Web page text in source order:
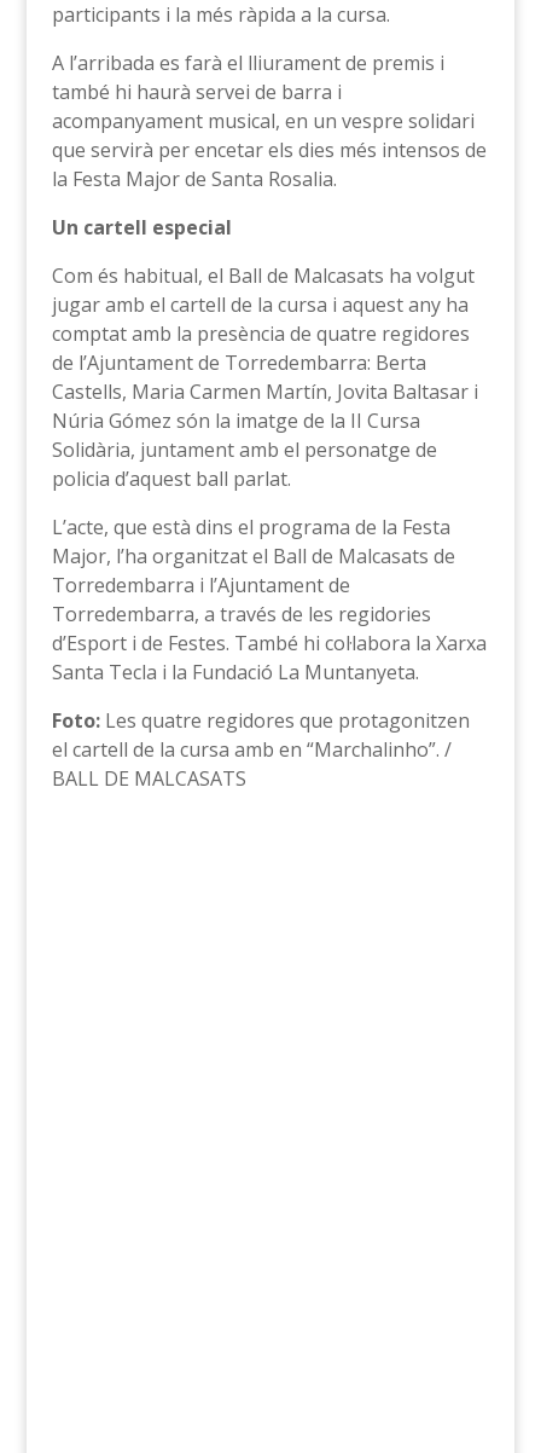
participants i la més ràpida a la cursa.
A l’arribada es farà el lliurament de premis i
també hi haurà servei de barra i
acompanyament musical, en un vespre solidari
que servirà per encetar els dies més intensos de
la Festa Major de Santa Rosalia.
Un cartell especial
Com és habitual, el Ball de Malcasats ha volgut
jugar amb el cartell de la cursa i aquest any ha
comptat amb la presència de quatre regidores
de l’Ajuntament de Torredembarra: Berta
Castells, Maria Carmen Martín, Jovita Baltasar i
Núria Gómez són la imatge de la II Cursa
Solidària, juntament amb el personatge de
policia d’aquest ball parlat.
L’acte, que està dins el programa de la Festa
Major, l’ha organitzat el Ball de Malcasats de
Torredembarra i l’Ajuntament de
Torredembarra, a través de les regidories
d’Esport i de Festes. També hi col·labora la Xarxa
Santa Tecla i la Fundació La Muntanyeta.
Foto:Les quatre regidores que protagonitzen
el cartell de la cursa amb en “Marchalinho”. /
BALL DE MALCASATS